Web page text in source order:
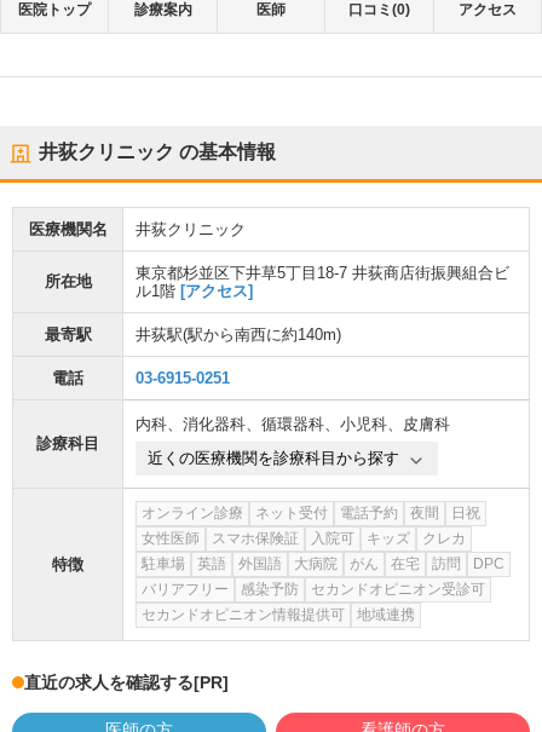
医院トップ 診療案内 医師 口コミ(0) アクセス
井荻クリニック の基本情報
医療機関名 井荻クリニック
所在地
東京都杉並区下井草5丁目18-7 井荻商店街振興組合ビ
ル1階 [アクセス]
最寄駅 井荻駅(駅から南西に約140m)
電話 03-6915-0251
診療科目
内科、 消化器科、 循環器科、 小児科、 皮膚科
近くの医療機関を診療科目から探す
特徴
オンライン診療 ネット受付 電話予約 夜間
日祝
女性医師
スマホ保険証 入院可 キッズ
クレカ
駐車場
英語 外国語 大病院 がん 在宅 訪問
DPC
バリアフリー
感染予防
セカンドオピニオン受診可
セカンドオピニオン情報提供可
地域連携
直近の求人を確認する[PR]